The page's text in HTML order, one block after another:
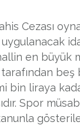
Cezası
en büyük
beş
bin liraya
Spor